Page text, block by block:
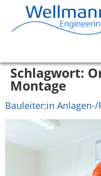
Schlagwort:
Montage
Bauleiter:in